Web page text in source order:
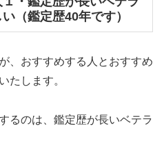
（鑑定歴40年です）
、おすすめする人とおすすめ
たします。
るのは、鑑定歴が長いベテラ